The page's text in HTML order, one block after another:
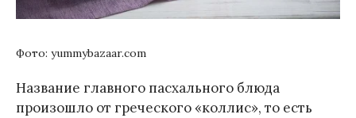
Фото: yummybazaar.com
Название главного пасхального блюда
произошло от греческого «коллис», то есть